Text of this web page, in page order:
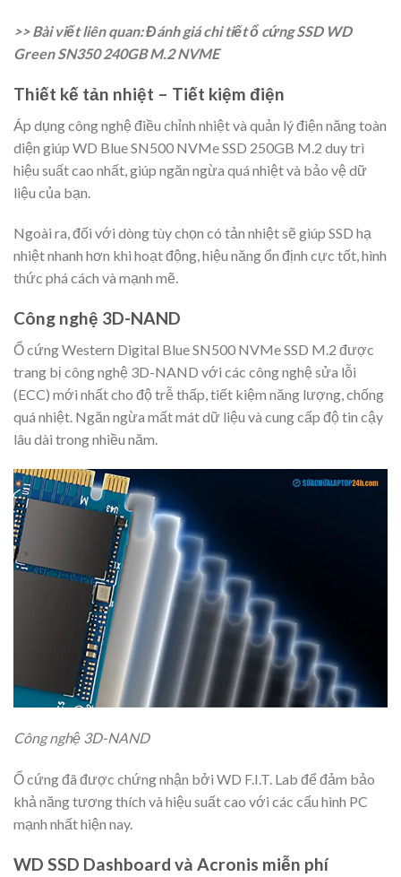
>> Bài viết liên quan: Đánh giá chi tiết ổ cứng SSD WD
Green SN350 240GB M.2 NVME
Thiết kế tản nhiệt – Tiết kiệm điện
Áp dụng công nghệ điều chỉnh nhiệt và quản lý điện năng toàn
diện giúp WD Blue SN500 NVMe SSD 250GB M.2 duy trì
hiệu suất cao nhất, giúp ngăn ngừa quá nhiệt và bảo vệ dữ
liệu của bạn.
Ngoài ra, đối với dòng tùy chọn có tản nhiệt sẽ giúp SSD hạ
nhiệt nhanh hơn khi hoạt động, hiệu năng ổn định cực tốt, hình
thức phá cách và mạnh mẽ.
Công nghệ 3D-NAND
Ổ cứng Western Digital Blue SN500 NVMe SSD M.2 được
trang bị công nghệ 3D-NAND với các công nghệ sửa lỗi
(ECC) mới nhất cho độ trễ thấp, tiết kiệm năng lượng, chống
quá nhiệt. Ngăn ngừa mất mát dữ liệu và cung cấp độ tin cậy
lâu dài trong nhiều năm.
Công nghệ 3D-NAND
Ổ cứng đã được chứng nhận bởi WD F.I.T. Lab để đảm bảo
khả năng tương thích và hiệu suất cao với các cấu hình PC
mạnh nhất hiện nay.
WD SSD Dashboard và Acronis miễn phí